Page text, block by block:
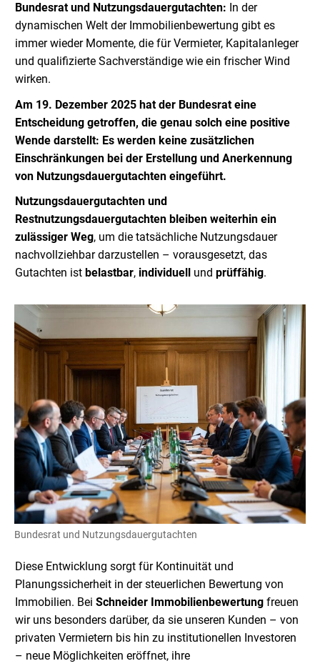
Bundesrat und Nutzungsdauergutachten: In der
dynamischen Welt der Immobilienbewertung gibt es
immer wieder Momente, die für Vermieter, Kapitalanleger
und qualifizierte Sachverständige wie ein frischer Wind
wirken.
Am 19. Dezember 2025 hat der Bundesrat eine
Entscheidung getroffen, die genau solch eine positive
Wende darstellt: Es werden keine zusätzlichen
Einschränkungen bei der Erstellung und Anerkennung
von Nutzungsdauergutachten eingeführt.
Nutzungsdauergutachten und
Restnutzungsdauergutachten bleiben weiterhin ein
zulässiger Weg, um die tatsächliche Nutzungsdauer
nachvollziehbar darzustellen – vorausgesetzt, das
Gutachten ist belastbar, individuell und prüffähig.
Bundesrat und Nutzungsdauergutachten
Diese Entwicklung sorgt für Kontinuität und
Planungssicherheit in der steuerlichen Bewertung von
Immobilien. Bei Schneider Immobilienbewertung freuen
wir uns besonders darüber, da sie unseren Kunden – von
privaten Vermietern bis hin zu institutionellen Investoren
– neue Möglichkeiten eröffnet, ihre